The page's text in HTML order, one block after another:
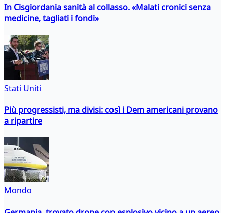
In Cisgiordania sanità al collasso. «Malati cronici senza
medicine, tagliati i fondi»
Stati Uniti
Più progressisti, ma divisi: così i Dem americani provano
a ripartire
Mondo